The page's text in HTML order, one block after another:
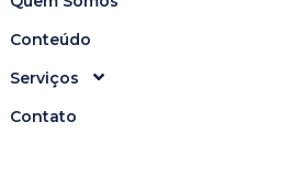
Conteúdo
Serviços
Contato